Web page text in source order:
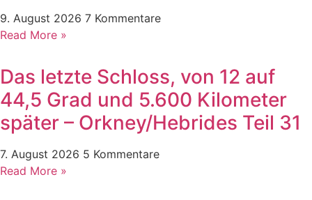
9. August 2026 7 Kommentare
Read More »
Das letzte Schloss, von 12 auf
44,5 Grad und 5.600 Kilometer
später – Orkney/Hebrides Teil 31
7. August 2026 5 Kommentare
Read More »